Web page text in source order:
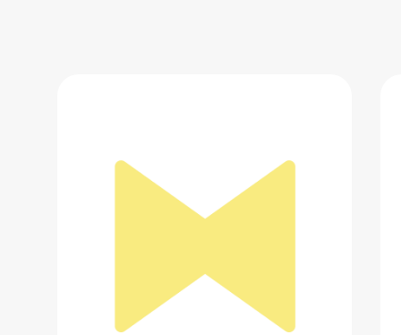
Добавить в вишлист